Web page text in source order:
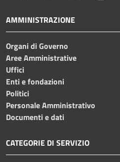
AMMINISTRAZIONE
Organi di Governo
Aree Amministrative
Uffici
Enti e fondazioni
Politici
Personale Amministrativo
Documenti e dati
CATEGORIE DI SERVIZIO